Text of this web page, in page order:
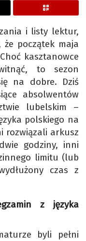
i listy lektur,
początek maja
kasztanowce
to sezon
na dobre. Dziś
absolwentów
lubelskim –
polskiego na
rozwiązali arkusz
godziny, inni
limitu (lub
czas z
z języka
byli pełni